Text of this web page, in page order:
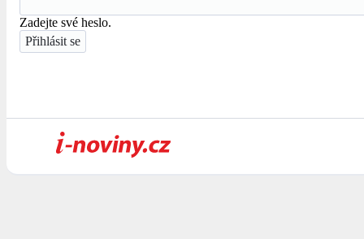
Zadejte své heslo.